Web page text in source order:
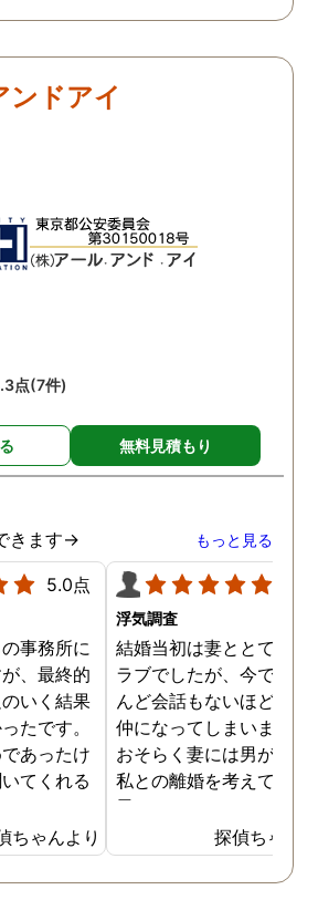
をした
して私が
的確にア
貞の現場も
とができと
た、さまざ
くださ
フォロー
後の弁護
イスもし
から夫と
した。 本
んにそ
会えてよ
た。 今度
、いい報
したいで
ありましたので相談して
さりました。結果として
して下さり応援してるか
ねと温かい言葉までかけ
お願いしたいと思ってお
ます。本当にありがとう
ざいました。
ンドアイ
点(7件)
無料見積もり
きます→ もっと見る
5.0点
事務所に
、最終的
いく結果
たです。
あったけ
てくれる
てくれる
していま
た後もし
していた
ちゃんより
浮気調査
結婚当初は妻ととてもラ
ラブでしたが、今ではほ
んど会話もないほど険悪
仲になってしまいました
おそらく妻には男がおり
私との離婚を考えている
思います。そこでどうせ
婚をするのならと思い、
の不倫の証拠を押さえて
から離婚を提案すること
探偵ちゃん